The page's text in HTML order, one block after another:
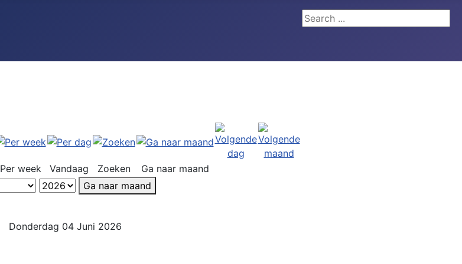
Search ...
Per week Vandaag Zoeken
Ga naar maand
Ga naar maand
Donderdag 04 Juni 2026